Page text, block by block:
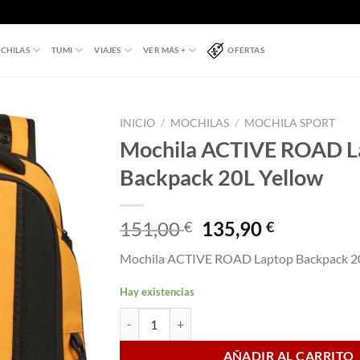
TUMI VIAJES VER MÁS + OFERTAS
INICIO / MOCHILAS / MOCHILA SPORT
Mochila ACTIVE ROAD
Backpack 20L Yellow
151,00€
El
precio
original
135,90€El
actual
Mochila ACTIVE ROAD Laptop Backpack
Hay existencias
AÑADIR AL CARRITO